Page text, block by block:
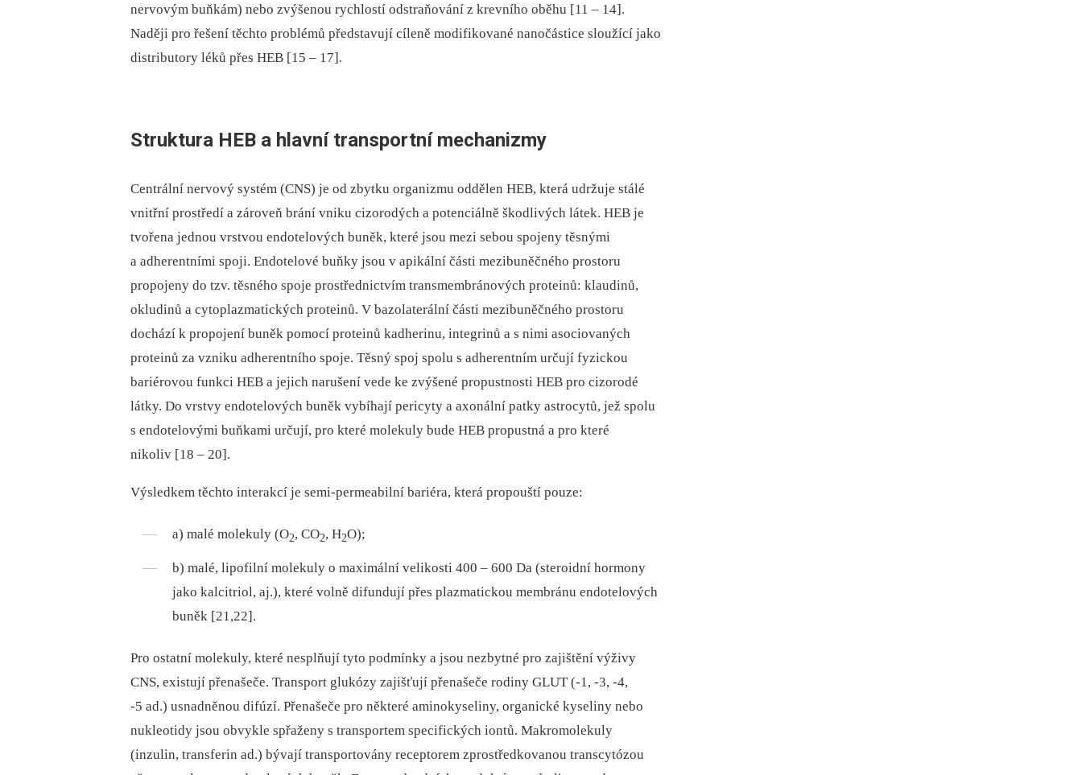
nervovým buňkám) nebo zvýšenou rychlostí odstraňování z krevního oběhu [11 –⁠ 14].
Naději pro řešení těchto problémů představují cíleně modifikované nanočástice sloužící jako
distributory léků přes HEB [15 –⁠ 17].
Struktura HEB a hlavní transportní mechanizmy
Centrální nervový systém (CNS) je od zbytku organizmu oddělen HEB, která udržuje stálé
vnitřní prostředí a zároveň brání vniku cizorodých a potenciálně škodlivých látek. HEB je
tvořena jednou vrstvou endotelových buněk, které jsou mezi sebou spojeny těsnými
a adherentními spoji. Endotelové buňky jsou v apikální části mezibuněčného prostoru
propojeny do tzv. těsného spoje prostřednictvím transmembránových proteinů: klaudinů,
okludinů a cytoplazmatických proteinů. V bazolaterální části mezibuněčného prostoru
dochází k propojení buněk pomocí proteinů kadherinu, integrinů a s nimi asociovaných
proteinů za vzniku adherentního spoje. Těsný spoj spolu s adherentním určují fyzickou
bariérovou funkci HEB a jejich narušení vede ke zvýšené propustnosti HEB pro cizorodé
látky. Do vrstvy endotelových buněk vybíhají pericyty a axonální patky astrocytů, jež spolu
s endotelovými buňkami určují, pro které molekuly bude HEB propustná a pro které
nikoliv [18 –⁠ 20].
Výsledkem těchto interakcí je semi-permeabilní bariéra, která propouští pouze:
a) malé molekuly (O2, CO2, H2O);
b) malé, lipofilní molekuly o maximální velikosti 400 –⁠ 600 Da (steroidní hormony
jako kalcitriol, aj.), které volně difundují přes plazmatickou membránu endotelových
buněk [21,22].
Pro ostatní molekuly, které nesplňují tyto podmínky a jsou nezbytné pro zajištění výživy
CNS, existují přenašeče. Transport glukózy zajišťují přenašeče rodiny GLUT (-1, -3, -4,
-5 ad.) usnadněnou difúzí. Přenašeče pro ně­kte­ré aminokyseliny, organické kyseliny nebo
nukleotidy jsou obvykle spřaženy s transportem specifických iontů. Makromolekuly
(inzulin, transferin ad.) bývají transportovány receptorem zprostředkovanou trans­cytózou